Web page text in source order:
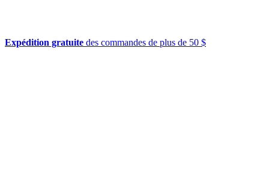
Expédition gratuite des commandes de plus de 50 $